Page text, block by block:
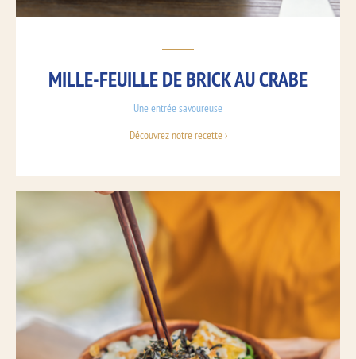
MILLE-FEUILLE DE BRICK AU CRABE
Une entrée savoureuse
Découvrez notre recette ›